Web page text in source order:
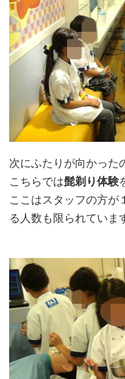
次にふたりが向かった
こちらでは髭剃り体験
ここはスタッフの方が
る人数も限られていま